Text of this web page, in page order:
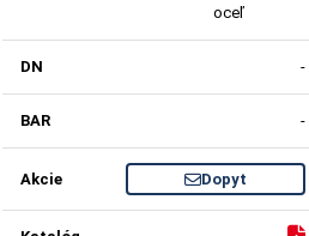
oceľ
-
-
Dopyt